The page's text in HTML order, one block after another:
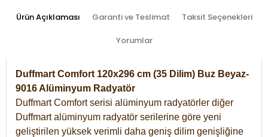
Ürün Açıklaması Garanti ve Teslimat Taksit Seçenekleri
Yorumlar
Duffmart Comfort 120x296 cm (35 Dilim) Buz Beyaz-
9016 Alüminyum Radyatör
Duffmart Comfort serisi alüminyum radyatörler diğer
Duffmart alüminyum radyatör serilerine göre yeni
geliştirilen yüksek verimli daha geniş dilim genişliğine